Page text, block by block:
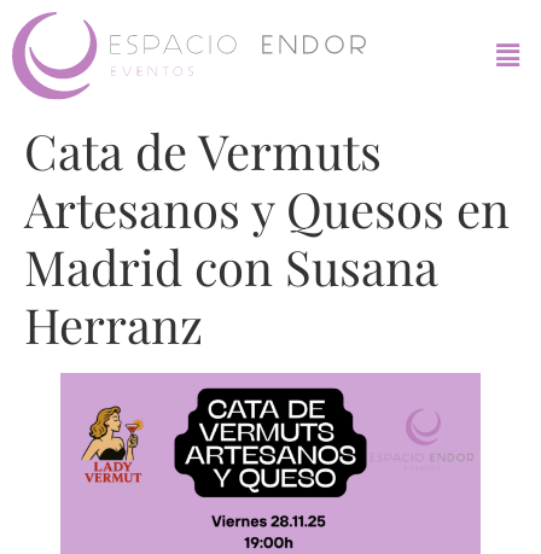
Cata de Vermuts
Artesanos y Quesos en
Madrid con Susana
Herranz